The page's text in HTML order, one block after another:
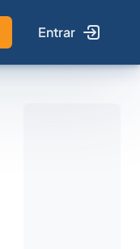
Entrar